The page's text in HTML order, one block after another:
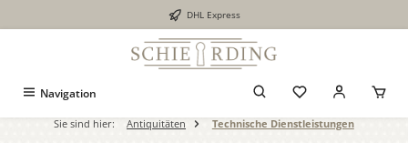
DHL Express
Navigation
Sie sind hier: Antiquitäten Technische Dienstleistungen